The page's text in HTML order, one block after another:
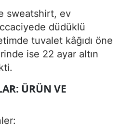
sweatshirt, ev
düdüklü
tuvalet kâğıdı öne
ise 22 ayar altın
ÜRÜN VE